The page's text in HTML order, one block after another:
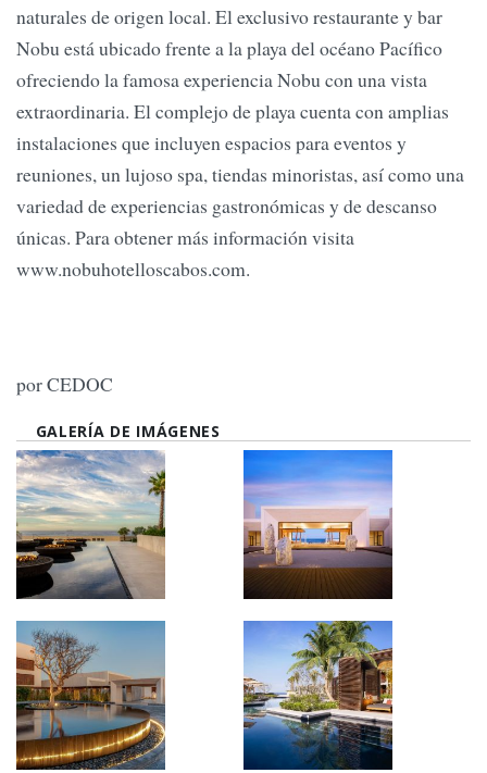
naturales de origen local. El exclusivo restaurante y bar
Nobu está ubicado frente a la playa del océano Pacífico
ofreciendo la famosa experiencia Nobu con una vista
extraordinaria. El complejo de playa cuenta con amplias
instalaciones que incluyen espacios para eventos y
reuniones, un lujoso spa, tiendas minoristas, así como una
variedad de experiencias gastronómicas y de descanso
únicas. Para obtener más información visita
www.nobuhotelloscabos.com.
por CEDOC
GALERÍA DE IMÁGENES